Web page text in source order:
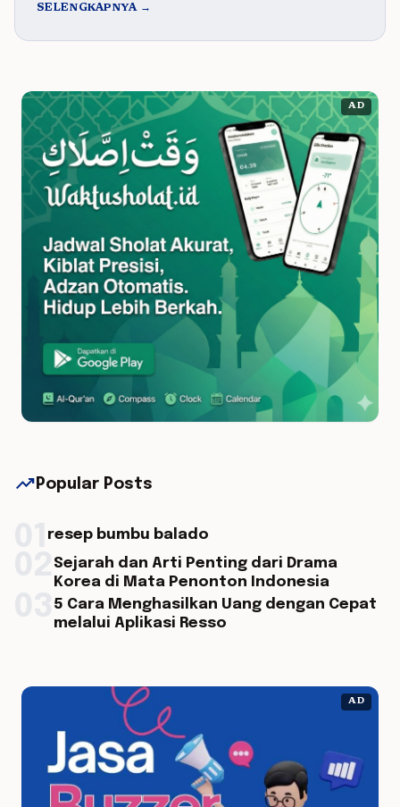
SELENGKAPNYA →
AD
trending_up Popular Posts
resep bumbu balado
Sejarah dan Arti Penting dari Drama
Korea di Mata Penonton Indonesia
5 Cara Menghasilkan Uang dengan Cepat
melalui Aplikasi Resso
AD